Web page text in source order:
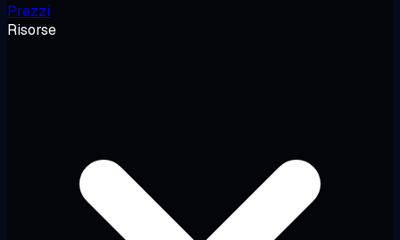
Prezzi
Risorse